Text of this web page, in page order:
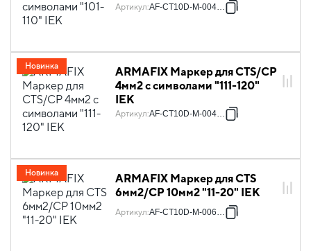
Артикул:AF-CT10D-M-004-11
ARMAFIX Маркер для CTS/CP
4мм2 с символами "111-120"
IEK
Артикул:AF-CT10D-M-004-12
Новинка
ARMAFIX Маркер для CTS
6мм2/CP 10мм2 "11-20" IEK
Артикул:AF-CT10D-M-006-02
Новинка